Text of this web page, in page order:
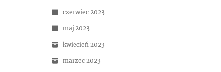
czerwiec 2023
maj 2023
kwiecień 2023
marzec 2023